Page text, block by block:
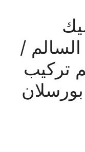
/
/ معلم تركيب